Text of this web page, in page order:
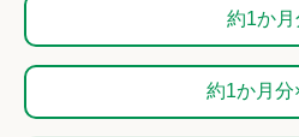
約1か月
約1か月分